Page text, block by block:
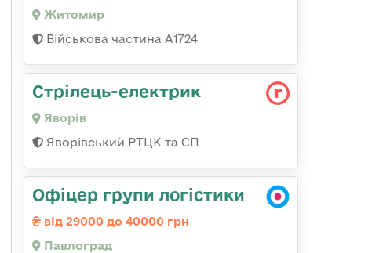
Житомир
Військова частина А1724
Стрілець-електрик
Яворів
Яворівський РТЦК та СП
Офіцер групи логістики
від 29000 до 40000 грн
Павлоград